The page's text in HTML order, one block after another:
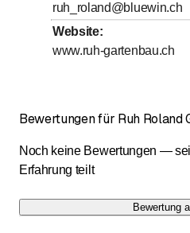
ruh_roland@bluewin.ch
Website:
www.ruh-gartenbau.ch
Bewertungen für Ruh Roland
Noch keine Bewertungen —
Erfahrung teilt
Bewertung